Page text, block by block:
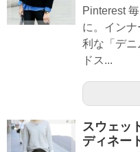
Pinterest
に。イン
利な「デ
ドス...
スウェッ
ディネー